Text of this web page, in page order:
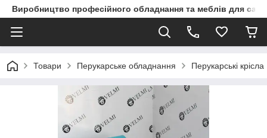
Виробництво професійного обладнання та меблів для
Товари Перукарське обладнання Перукарські крісла